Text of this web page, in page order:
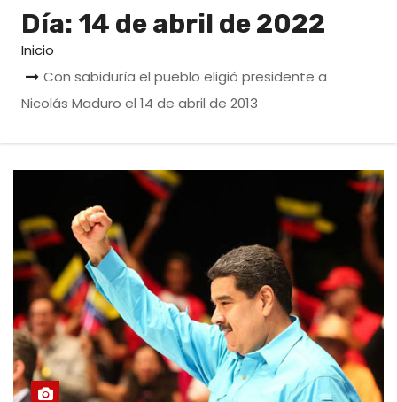
Día: 14 de abril de 2022
Inicio
Con sabiduría el pueblo eligió presidente a
Nicolás Maduro el 14 de abril de 2013